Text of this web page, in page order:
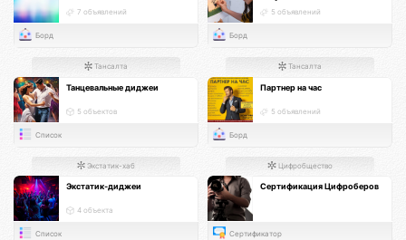
7 объявлений
Борд
5 объявлений
Борд
Тансалта
Танцевальные диджеи
5 объектов
Список
Тансалта
Партнер на час
5 объявлений
Борд
Экстатик-хаб
Экстатик-диджеи
4 объекта
Список
Цифробщество
Сертификация Цифроберов
Сертификатор